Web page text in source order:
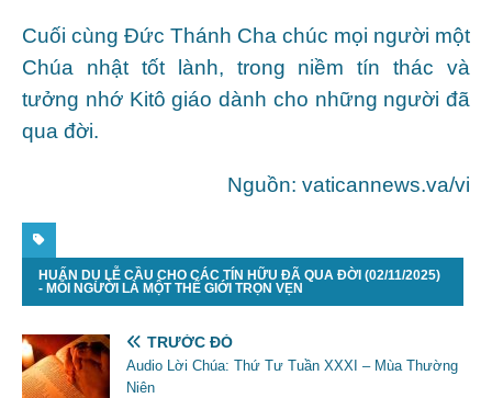
Cuối cùng Đức Thánh Cha chúc mọi người một
Chúa nhật tốt lành, trong niềm tín thác và
tưởng nhớ Kitô giáo dành cho những người đã
qua đời.
Nguồn: vaticannews.va/vi
HUẤN DỤ LỄ CẦU CHO CÁC TÍN HỮU ĐÃ QUA ĐỜI (02/11/2025)
- MỖI NGƯỜI LÀ MỘT THẾ GIỚI TRỌN VẸN
TRƯỚC ĐÓ
Audio Lời Chúa: Thứ Tư Tuần XXXI – Mùa Thường
Niên